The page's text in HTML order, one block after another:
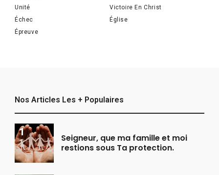
Unité
Victoire En Christ
Échec
Église
Épreuve
Nos Articles Les + Populaires
Seigneur, que ma famille et moi
restions sous Ta protection.